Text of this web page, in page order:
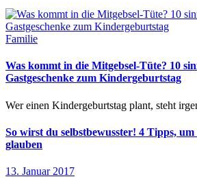
Familie
Was kommt in die Mitgebsel-Tüte? 10
Gastgeschenke zum Kindergeburtstag
Wer einen Kindergeburtstag plant, steht
So wirst du selbstbewusster! 4 Tipps,
glauben
13. Januar 2017